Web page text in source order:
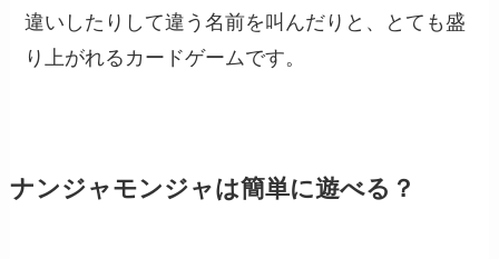
違いしたりして違う名前を叫んだりと、とても盛
り上がれるカードゲームです。
ナンジャモンジャは簡単に遊べる？